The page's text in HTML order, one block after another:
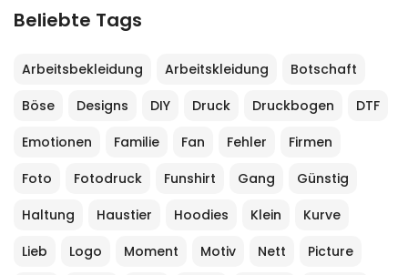
Beliebte Tags
Arbeitsbekleidung Arbeitskleidung
Botschaft
Böse
Designs DIY Druck Druckbogen
DTF
Emotionen
Familie Fan Fehler
Firmen
Foto
Fotodruck Funshirt Gang
Günstig
Haltung
Haustier Hoodies Klein
Kurve
Lieb
Logo Moment Motiv Nett
Picture